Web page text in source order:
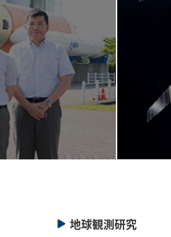
地球観測研究